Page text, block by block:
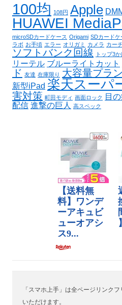
100均 108円 Apple
HUAWEI
microSDカードケース Origami SDカードケ
ラボ お手頃 エラー オリガミ カメラ カー
ソフトバンク回線 トップ3
リーテル ブルーライトカット
ド 友達 在庫限り 大容量プラン
新型iPad 楽天スーパ
害対策 町田モディ 画面ロック 目
配信 進撃の巨人 高スペック
「スマホ上手」は全ページリンク
いただけます。